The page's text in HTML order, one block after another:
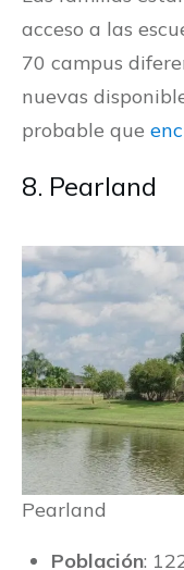
acceso a las
70 campus
nuevas
probable que
8. Pearland
Pearland
Población: